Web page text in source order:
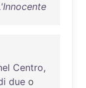
Centro,
due o